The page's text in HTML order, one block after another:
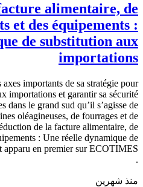
alimentaire, de
et des équipements :
de substitution aux
importations
importants de sa stratégie pour
importations et garantir sa sécurité
dans le grand sud qu’il s’agisse de
oléagineuses, de fourrages et de
de la facture alimentaire, de
: Une réelle dynamique de
apparu en premier sur ECOTIMES
.
منذ شهرين